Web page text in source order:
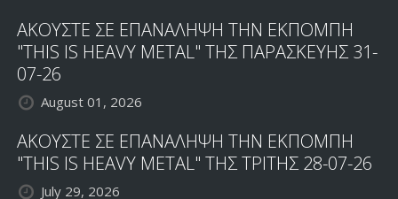
ΑΚΟΥΣΤΕ ΣΕ ΕΠΑΝΑΛΗΨΗ ΤΗΝ ΕΚΠΟΜΠΗ
"THIS IS HEAVY METAL" ΤΗΣ ΠΑΡΑΣΚΕΥΗΣ 31-
07-26
August 01, 2026
ΑΚΟΥΣΤΕ ΣΕ ΕΠΑΝΑΛΗΨΗ ΤΗΝ ΕΚΠΟΜΠΗ
"THIS IS HEAVY METAL" ΤΗΣ ΤΡΙΤΗΣ 28-07-26
July 29, 2026